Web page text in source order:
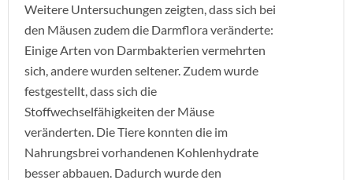
Weitere Untersuchungen zeigten, dass sich bei
den Mäusen zudem die Darmflora veränderte:
Einige Arten von Darmbakterien vermehrten
sich, andere wurden seltener. Zudem wurde
festgestellt, dass sich die
Stoffwechselfähigkeiten der Mäuse
veränderten. Die Tiere konnten die im
Nahrungsbrei vorhandenen Kohlenhydrate
besser abbauen. Dadurch wurde den